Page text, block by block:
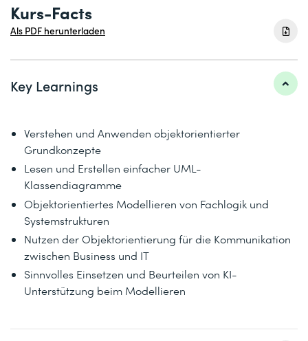
Kurs-Facts
Als PDF herunterladen
Key Learnings
Verstehen und Anwenden objektorientierter
Grundkonzepte
Lesen und Erstellen einfacher UML-
Klassendiagramme
Objektorientiertes Modellieren von Fachlogik und
Systemstrukturen
Nutzen der Objektorientierung für die Kommunikation
zwischen Business und IT
Sinnvolles Einsetzen und Beurteilen von KI-
Unterstützung beim Modellieren